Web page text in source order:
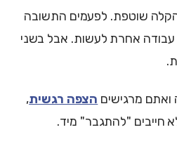
שוטפת. לפעמים התשובה
עבודה אחרת לעשות. אבל בשני
מרגישים הצפה רגשית,
חייבים "להתגבר" מיד.